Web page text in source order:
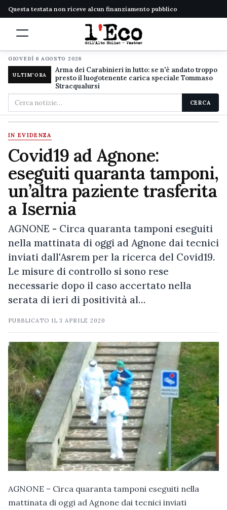
Questa testata non riceve alcun finanziamento pubblico
GIOVEDÌ 6 AGOSTO 2026
ULTIM'ORA
Arma dei Carabinieri in lutto: se n'è andato troppo
presto il luogotenente carica speciale Tommaso
Stracqualursi
Cerca
nel
sito
CERCA
IN EVIDENZA
Covid19 ad Agnone:
eseguiti quaranta tamponi,
un’altra paziente trasferita
a Isernia
AGNONE - Circa quaranta tamponi eseguiti
nella mattinata di oggi ad Agnone dai tecnici
inviati dall'Asrem per la ricerca del Covid19.
Le misure di controllo si sono rese
necessarie dopo il caso accertato nella
serata di ieri di positività al…
PUBBLICATO IL3 APRILE 2020
AGNONE – Circa quaranta tamponi eseguiti nella
mattinata di oggi ad Agnone dai tecnici inviati